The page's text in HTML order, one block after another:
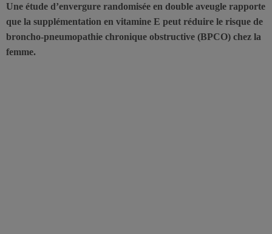
Une étude d’envergure randomisée en double aveugle rapporte
que la supplémentation en vitamine E peut réduire le risque de
broncho-pneumopathie chronique obstructive (BPCO) chez la
femme.